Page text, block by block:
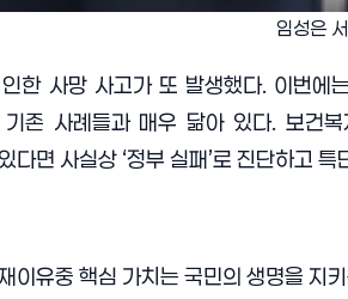
임성은
한 사망 사고가 또 발생했다. 이번
존 사례들과 매우 닮아 있다. 보건
다면 사실상 ‘정부 실패’로 진단하고
이유중 핵심 가치는 국민의 생명을 지